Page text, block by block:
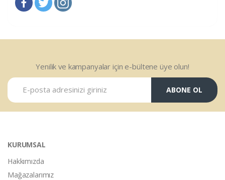
Yenilik ve kampanyalar için e-bültene üye olun!
ABONE OL
KURUMSAL
Hakkımızda
Mağazalarımız